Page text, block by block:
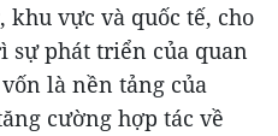
vực và quốc tế, cho
sự phát triển của quan
là nền tảng của
cường hợp tác về